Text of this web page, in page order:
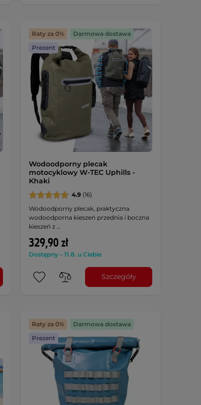
Raty za 0%
Darmowa dostawa
Prezent
Wodoodporny plecak
motocyklowy W-TEC Uphills -
Khaki
4.9 (16)
Wodoodporny plecak, praktyczna
wodoodporna kieszeń przednia i boczna
kieszeń z …
329,90 zł
Dostępny – 11.8. u Ciebie
Szczegóły
Raty za 0%
Darmowa dostawa
Prezent